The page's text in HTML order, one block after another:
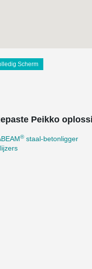
Scherm
Peikko
® staal-betonligger